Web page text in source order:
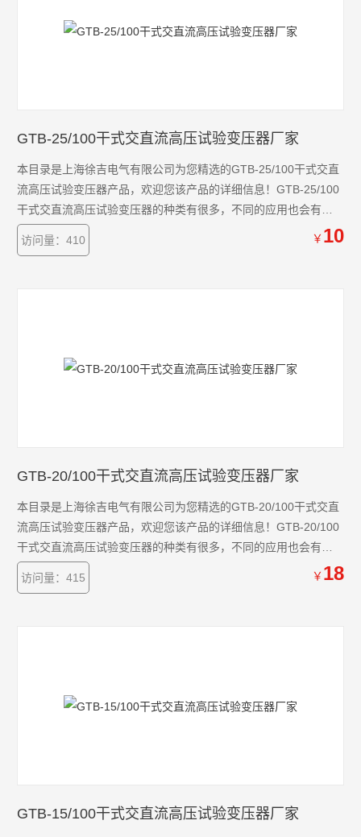
GTB-25/100干式交直流高压试验变压器厂家
本目录是上海徐吉电气有限公司为您精选的GTB-25/100干式交直
流高压试验变压器产品，欢迎您该产品的详细信息！GTB-25/100
干式交直流高压试验变压器的种类有很多，不同的应用也会有细
微的差别，本公司为您提供*的解决方案。
访问量：410
￥ 10
GTB-20/100干式交直流高压试验变压器厂家
本目录是上海徐吉电气有限公司为您精选的GTB-20/100干式交直
流高压试验变压器产品，欢迎您该产品的详细信息！GTB-20/100
干式交直流高压试验变压器的种类有很多，不同的应用也会有细
微的差别，本公司为您提供*的解决方案。
访问量：415
￥ 18
GTB-15/100干式交直流高压试验变压器厂家